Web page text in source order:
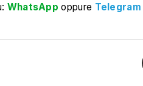
WhatsApp oppure Telegram